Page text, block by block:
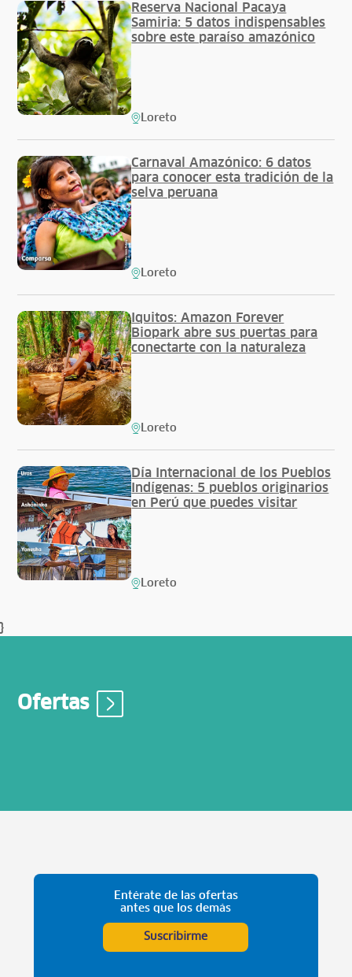
Reserva Nacional Pacaya
Samiria: 5 datos indispensables
sobre este paraíso amazónico
Loreto
Carnaval Amazónico: 6 datos
para conocer esta tradición de la
selva peruana
Loreto
Iquitos: Amazon Forever
Biopark abre sus puertas para
conectarte con la naturaleza
Loreto
Día Internacional de los Pueblos
Indígenas: 5 pueblos originarios
en Perú que puedes visitar
Loreto
}
Ofertas
Entérate de las ofertas
antes que los demás
Suscribirme